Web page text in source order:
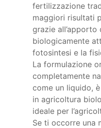
fertilizzazione
maggiori risultati
grazie
biologicamente
fotosintesi e la
La formulazione
completamente
come un liquido,
in agricoltura
ideale per
Se ti occorre una